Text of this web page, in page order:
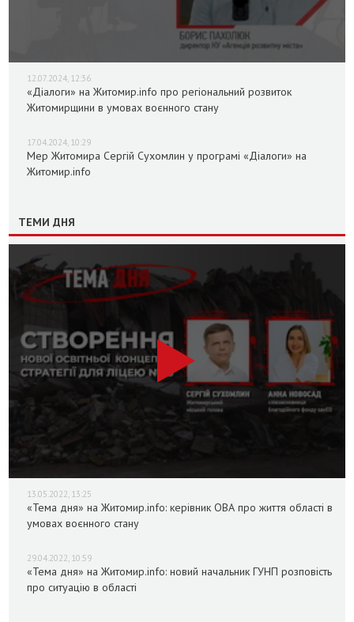
12.07.2024, 12:36
«Діалоги» на Житомир.info про регіональний розвиток
Житомирщини в умовах воєнного стану
17.04.2024, 10:29
Мер Житомира Сергій Сухомлин у програмі «Діалоги» на
Житомир.info
ТЕМИ ДНЯ
13.05.2022, 13:25
«Тема дня» на Житомир.info: керівник ОВА про життя області в
умовах воєнного стану
29.04.2022, 10:59
«Тема дня» на Житомир.info: новий начальник ГУНП розповість
про ситуацію в області